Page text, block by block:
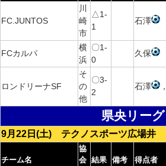
FC.JUNTOS
川
崎
市
△1-
1
石澤
FCカルパ
横
浜
〇1-
0
久保
ロンドリーナSF
そ
の
他
〇3-
2
石澤
県央リーグ
9月22日(土) テクノスポーツ広場井
チーム名
協
会 結果 備考 得点者